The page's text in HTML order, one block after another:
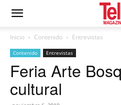
Inicio Contenido Entrevistas
Contenido Entrevistas
Feria Arte
cultural